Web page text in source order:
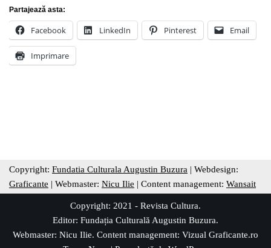
Partajează asta:
Facebook LinkedIn Pinterest Email
Imprimare
Copyright: Fundatia Culturala Augustin Buzura | Webdesign:
Graficante | Webmaster: Nicu Ilie | Content management: Wansait
Copyright: 2021 - Revista Cultura.
Editor: Fundația Culturală Augustin Buzura.
Webmaster: Nicu Ilie. Content management: Vizual Graficante.ro